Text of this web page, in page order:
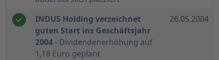
INDUS Holding verzeichnet
guten Start ins Geschäftsjahr
2004 - Dividendenerhöhung auf
1,18 Euro geplant
26.05.2004